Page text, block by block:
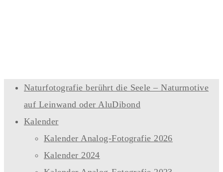
Naturfotografie berührt die Seele – Naturmotive
auf Leinwand oder AluDibond
Kalender
Kalender Analog-Fotografie 2026
Kalender 2024